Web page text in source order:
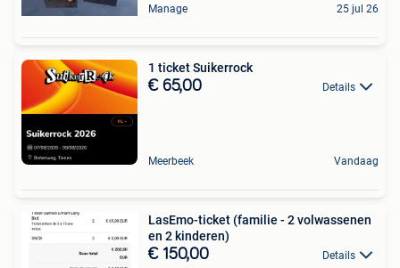
Manage 25 jul 26
1 ticket Suikerrock
€ 65,00 Details
Meerbeek Vandaag
LasEmo-ticket (familie - 2 volwassenen
en 2 kinderen)
€ 150,00 Details